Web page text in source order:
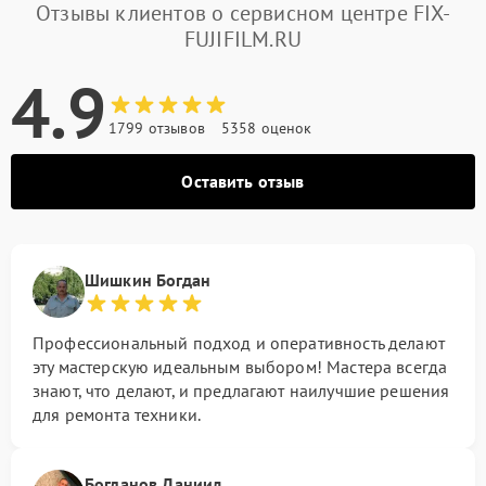
Отзывы клиентов о сервисном центре FIX-
FUJIFILM.RU
4.9 1799 отзывов 5358 оценок
Оставить отзыв
Шишкин Богдан
Профессиональный подход и оперативность делают
эту мастерскую идеальным выбором! Мастера всегда
знают, что делают, и предлагают наилучшие решения
для ремонта техники.